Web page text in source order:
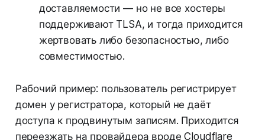
доставляемости — но не все хостеры
поддерживают TLSA, и тогда приходится
жертвовать либо безопасностью, либо
совместимостью.
Рабочий пример: пользователь регистрирует
домен у регистратора, который не даёт
доступа к продвинутым записям. Приходится
переезжать на провайдера вроде Cloudflare